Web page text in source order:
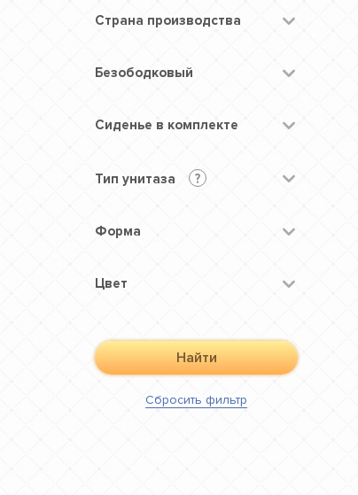
Страна производства
Безободковый
Сиденье в комплекте
Тип унитаза ?
Форма
Цвет
Найти
Сбросить фильтр